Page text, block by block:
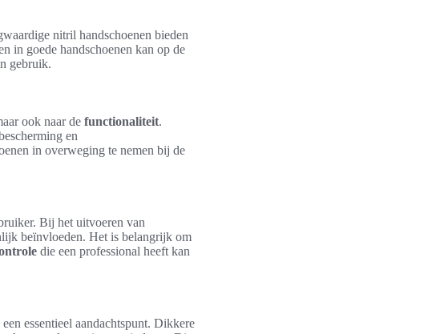
nitril handschoenen bieden
in goede handschoenen kan op de
gebruik.
ook naar de functionaliteit.
en
in overweging te nemen bij de
Bij het uitvoeren van
beïnvloeden. Het is belangrijk om
die een professional heeft kan
een essentieel aandachtspunt. Dikkere